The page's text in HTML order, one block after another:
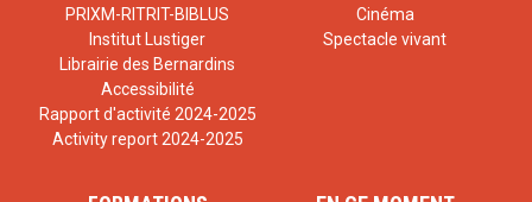
PRIXM-RITRIT-BIBLUS
Institut Lustiger
Librairie des Bernardins
Accessibilité
Rapport d'activité 2024-2025
Activity report 2024-2025
Cinéma
Spectacle vivant